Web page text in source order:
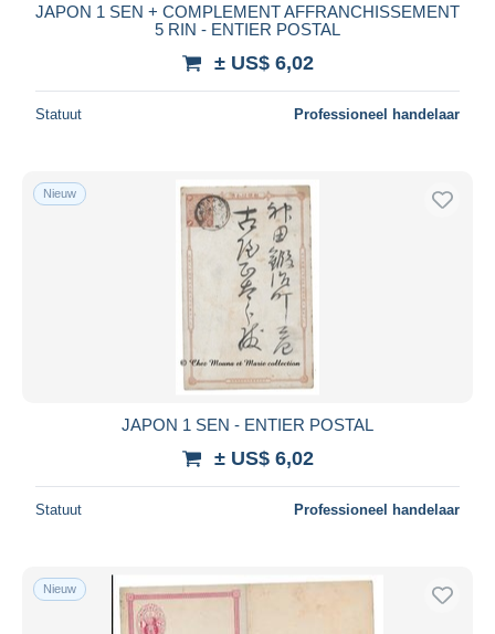
JAPON 1 SEN + COMPLEMENT AFFRANCHISSEMENT
5 RIN - ENTIER POSTAL
± US$ 6,02
Statuut Professioneel handelaar
Nieuw
JAPON 1 SEN - ENTIER POSTAL
± US$ 6,02
Statuut Professioneel handelaar
Nieuw